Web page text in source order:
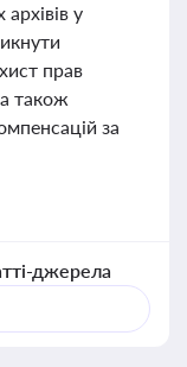
у
прав
також
за
джерела